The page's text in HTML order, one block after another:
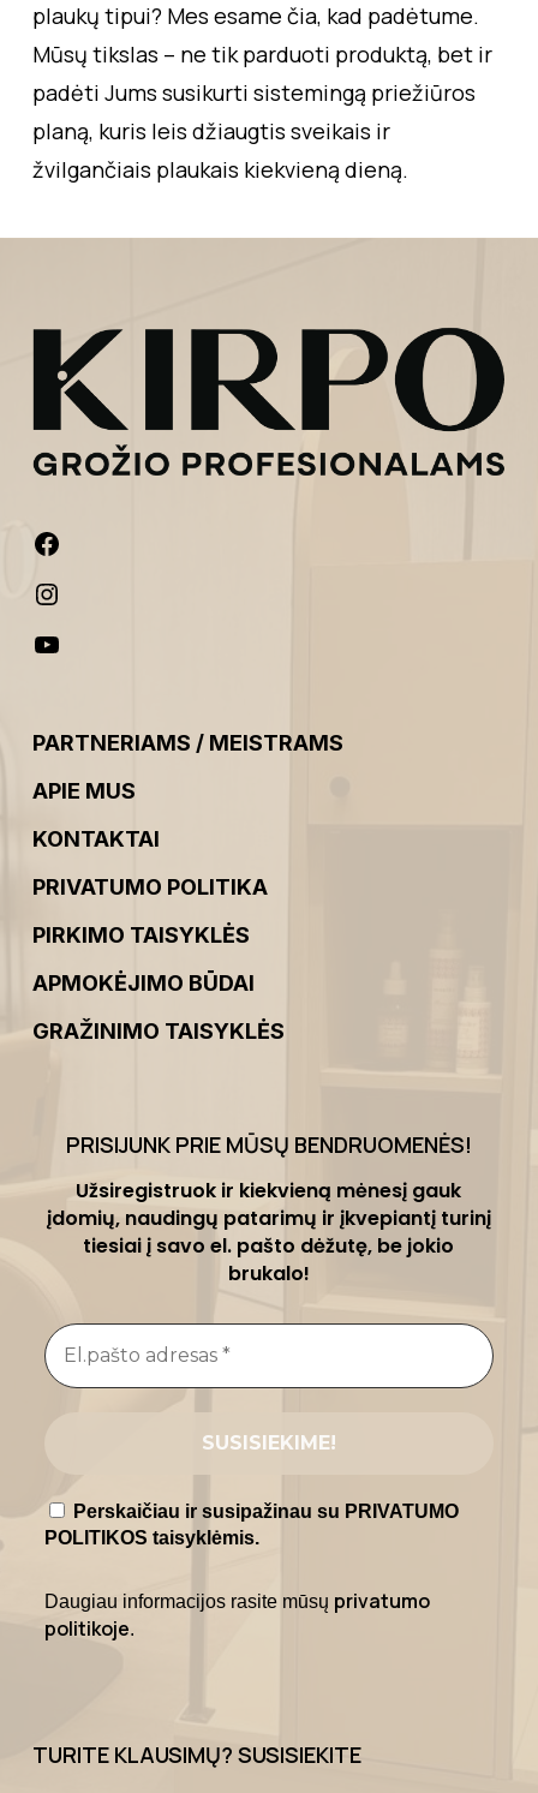
plaukų tipui? Mes esame čia, kad padėtume.
Mūsų tikslas – ne tik parduoti produktą, bet ir
padėti Jums susikurti sistemingą priežiūros
planą, kuris leis džiaugtis sveikais ir
žvilgančiais plaukais kiekvieną dieną.
PARTNERIAMS / MEISTRAMS
APIE MUS
KONTAKTAI
PRIVATUMO POLITIKA
PIRKIMO TAISYKLĖS
APMOKĖJIMO BŪDAI
GRAŽINIMO TAISYKLĖS
PRISIJUNK PRIE MŪSŲ BENDRUOMENĖS!
Užsiregistruok ir kiekvieną mėnesį gauk
įdomių, naudingų patarimų ir įkvepiantį turinį
tiesiai į savo el. pašto dėžutę, be jokio
brukalo!
Perskaičiau ir susipažinau su PRIVATUMO
POLITIKOS taisyklėmis.
Daugiau informacijos rasite mūsų privatumo
politikoje.
TURITE KLAUSIMŲ? SUSISIEKITE